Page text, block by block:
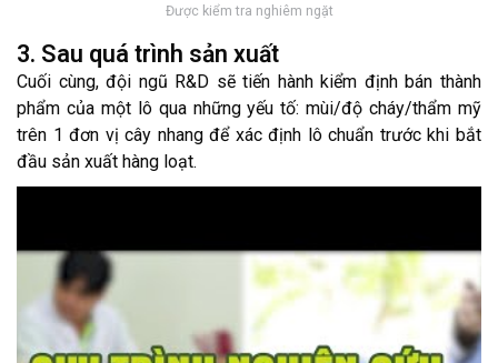
Được kiểm tra nghiêm ngặt
3. Sau quá trình sản xuất
Cuối cùng, đội ngũ R&D sẽ tiến hành kiểm định bán thành
phẩm của một lô qua những yếu tố: mùi/độ cháy/thẩm mỹ
trên 1 đơn vị cây nhang để xác định lô chuẩn trước khi bắt
đầu sản xuất hàng loạt.